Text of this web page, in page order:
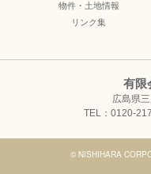
物件・土地情報
リンク集
有限
広島県
TEL：0120-
© NISHIHARA